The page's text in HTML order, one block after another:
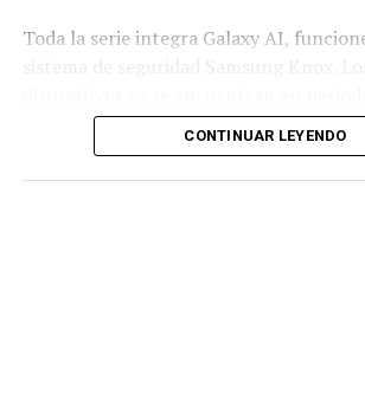
Toda la serie integra Galaxy AI,
CONTINUAR LEYENDO